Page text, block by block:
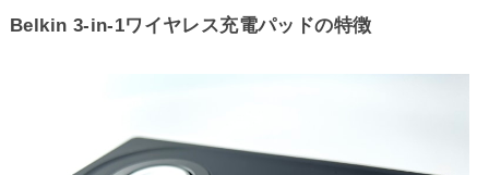
Belkin 3-in-1ワイヤレス充電パッドの特徴